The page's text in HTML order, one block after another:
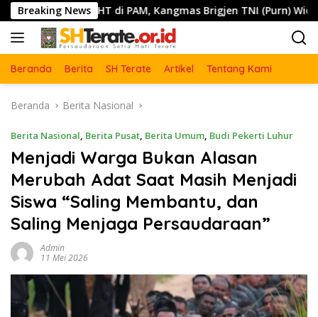
Langsung
ke
konten
Breaking News
PSHT di PAM, Kangmas Brigjen TNI (Purn) Widjang
Beranda Berita SH Terate Artikel Tentang Kami
Beranda Berita Nasional
Berita Nasional, Berita Pusat, Berita Umum, Budi Pekerti Luhur
Menjadi Warga Bukan Alasan
Merubah Adat Saat Masih Menjadi
Siswa “Saling Membantu, dan
Saling Menjaga Persaudaraan”
Admin
11 Mei 2026